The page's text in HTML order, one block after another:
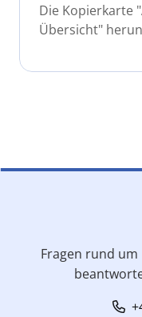
Die Kopierkarte
Übersicht"
Fragen rund